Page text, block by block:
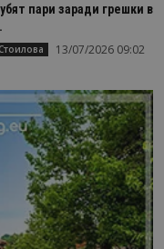
пари заради грешки в
13/07/2026 09:02